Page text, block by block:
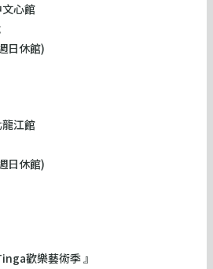
心館
日休館)
江館
日休館)
歡樂藝術季 』